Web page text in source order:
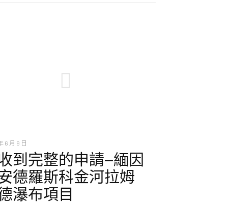
6 月 9 日
到完整的申請—緬因
德羅斯科金河拉姆
瀑布項目